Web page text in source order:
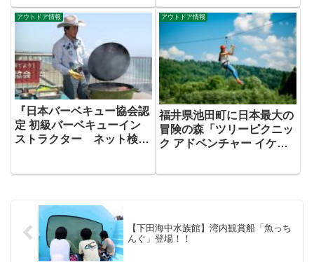
アウトドア情報
『日本バーベキュー協会認
定 初級バーベキューイン
ストラクター ネット検定
アウトドア情報
福井県池田町に日本最大の
冒険の森「ツリーピクニッ
ク アドベンチャー イケ
【下田海中水族館】湾内観賞船「魚っち
んぐ」登場！！